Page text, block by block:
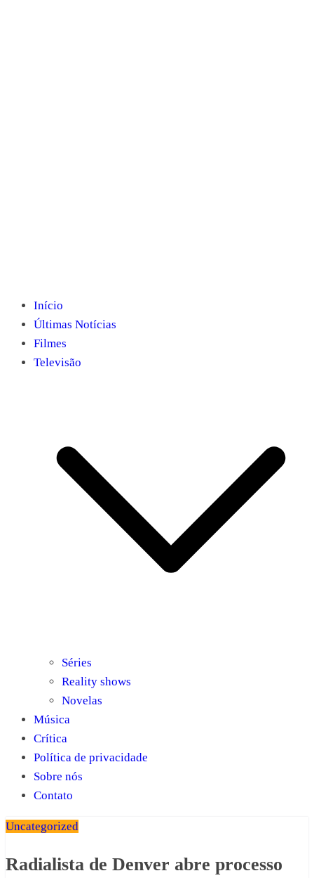
Início
Últimas Notícias
Filmes
Televisão
Séries
Reality shows
Novelas
Música
Crítica
Política de privacidade
Sobre nós
Contato
Uncategorized
Radialista de Denver abre processo